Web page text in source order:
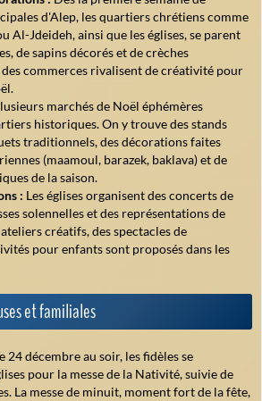
d'Alep, les quartiers chrétiens comme
Al-Jdeideh, ainsi que les églises, se parent
de sapins décorés et de crèches
commerces rivalisent de créativité pour
marchés de Noël éphémères
historiques. On y trouve des stands
traditionnels, des décorations faites
(maamoul, barazek, baklava) et de
de la saison.
: Les églises organisent des concerts de
solennelles et des représentations de
créatifs, des spectacles de
pour enfants sont proposés dans les
et familiales
24 décembre au soir, les fidèles se
pour la messe de la Nativité, suivie de
La messe de minuit, moment fort de la fête,